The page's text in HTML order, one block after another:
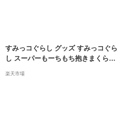
すみっコぐらし グッズ すみっコぐら
し スーパーもーちもち抱きまくら M
こぐらし/スミッコグラシ/ゆるキャラ/
楽天市場